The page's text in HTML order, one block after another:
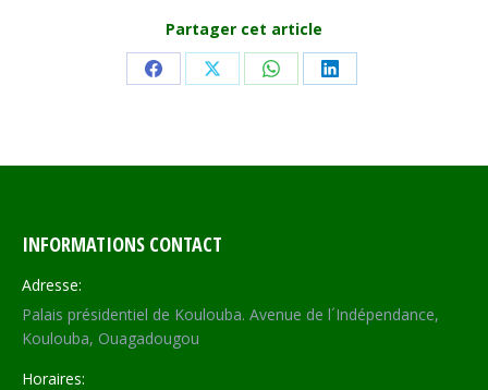
Partager cet article
Share Share Share Share
INFORMATIONS CONTACT
Adresse:
Palais présidentiel de Koulouba. Avenue de l´Indépendance,
Koulouba, Ouagadougou
Horaires: